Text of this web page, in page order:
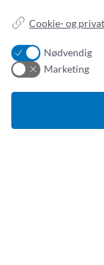
Vejleåvej 66
2635 Ishøj
CVR NR. 13093032
Cookie- og
Nødvendig
Marketing